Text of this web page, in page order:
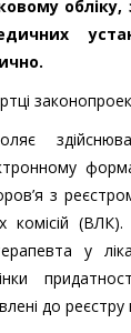
з
комісій
у
до реєстру